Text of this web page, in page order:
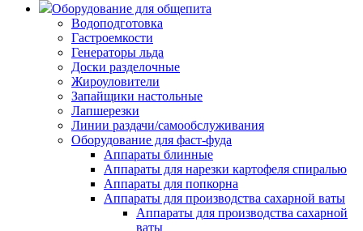
Оборудование для общепита
Водоподготовка
Гастроемкости
Генераторы льда
Доски разделочные
Жироуловители
Запайщики настольные
Лапшерезки
Линии раздачи/самообслуживания
Оборудование для фаст-фуда
Аппараты блинные
Аппараты для нарезки картофеля спиралью
Аппараты для попкорна
Аппараты для производства сахарной ваты
Аппараты для производства сахарной
ваты